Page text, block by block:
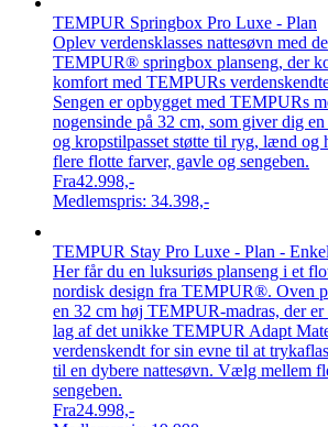
TEMPUR Springbox Pro Luxe - Plan
Oplev verdensklasses nattesøvn med
TEMPUR® springbox planseng, der
komfort med TEMPURs
Sengen er opbygget med TEMPURs
nogensinde på 32 cm, som giver dig
og kropstilpasset støtte til ryg, lænd
flere flotte farver, gavle og sengeben.
Fra42.998,-
Medlemspris: 34.398,-
TEMPUR Stay Pro Luxe - Plan -
Her får du en luksuriøs planseng i et
nordisk design fra TEMPUR®. Oven
en 32 cm høj TEMPUR-madras, der
lag af det unikke TEMPUR Adapt
verdenskendt for sin evne til at
til en dybere nattesøvn. Vælg mellem
sengeben.
Fra24.998,-